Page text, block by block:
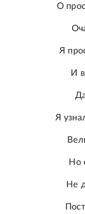
О
Я
И
Я
Но
Не